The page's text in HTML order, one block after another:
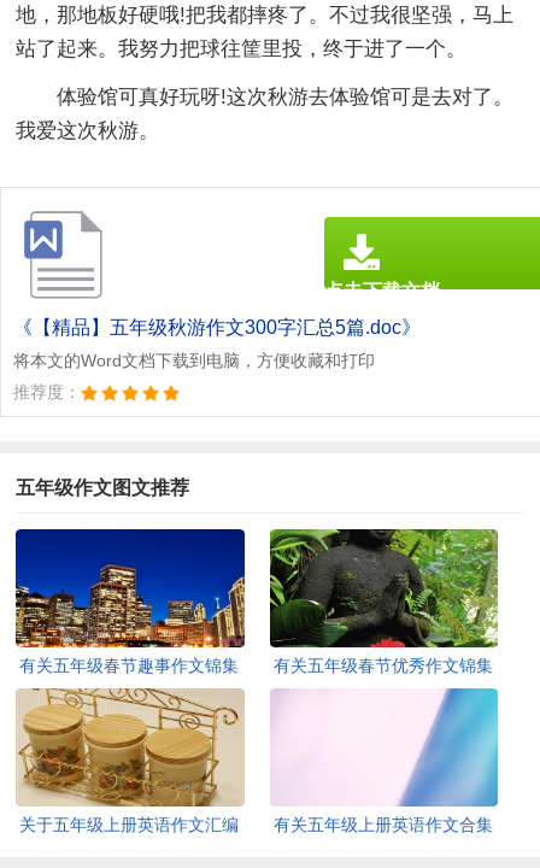
地，那地板好硬哦!把我都摔疼了。不过我很坚强，马上
站了起来。我努力把球往筐里投，终于进了一个。
体验馆可真好玩呀!这次秋游去体验馆可是去对了。
我爱这次秋游。
《【精品】五年级秋游作文300字汇总5篇.doc》
将本文的Word文档下载到电脑，方便收藏和打印
推荐度：
点击下载文档
文档为doc格式
五年级作文图文推荐
有关五年级春节趣事作文锦集
五篇
有关五年级春节优秀作文锦集
关于五年级上册英语作文汇编
有关五年级上册英语作文合集